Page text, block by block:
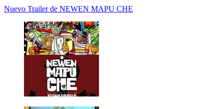
Nuevo Trailer de NEWEN MAPU CHE